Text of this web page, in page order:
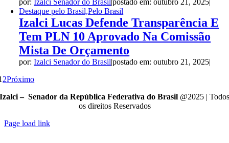
por:Izalci Senador do Brasil|postado em: outubro 21, 2025|
Destaque pelo Brasil,Pelo Brasil
Izalci Lucas Defende Transparência E
Tem PLN 10 Aprovado Na Comissão
Mista De Orçamento
por:Izalci Senador do Brasil|postado em: outubro 21, 2025|
2Próximo
Izalci – Senador da República Federativa do Brasil @2025 | Todos
os direitos Reservados
Page load link